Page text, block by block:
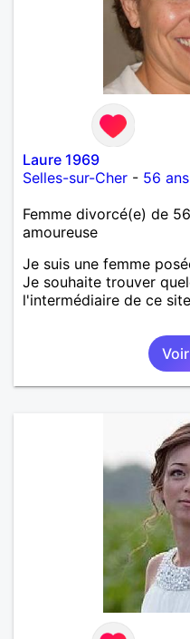
Laure 1969
Selles-sur-Cher - 56 ans
Femme divorcé(e) de
amoureuse
Je suis une femme
Je souhaite trouver
l'intermédiaire de ce